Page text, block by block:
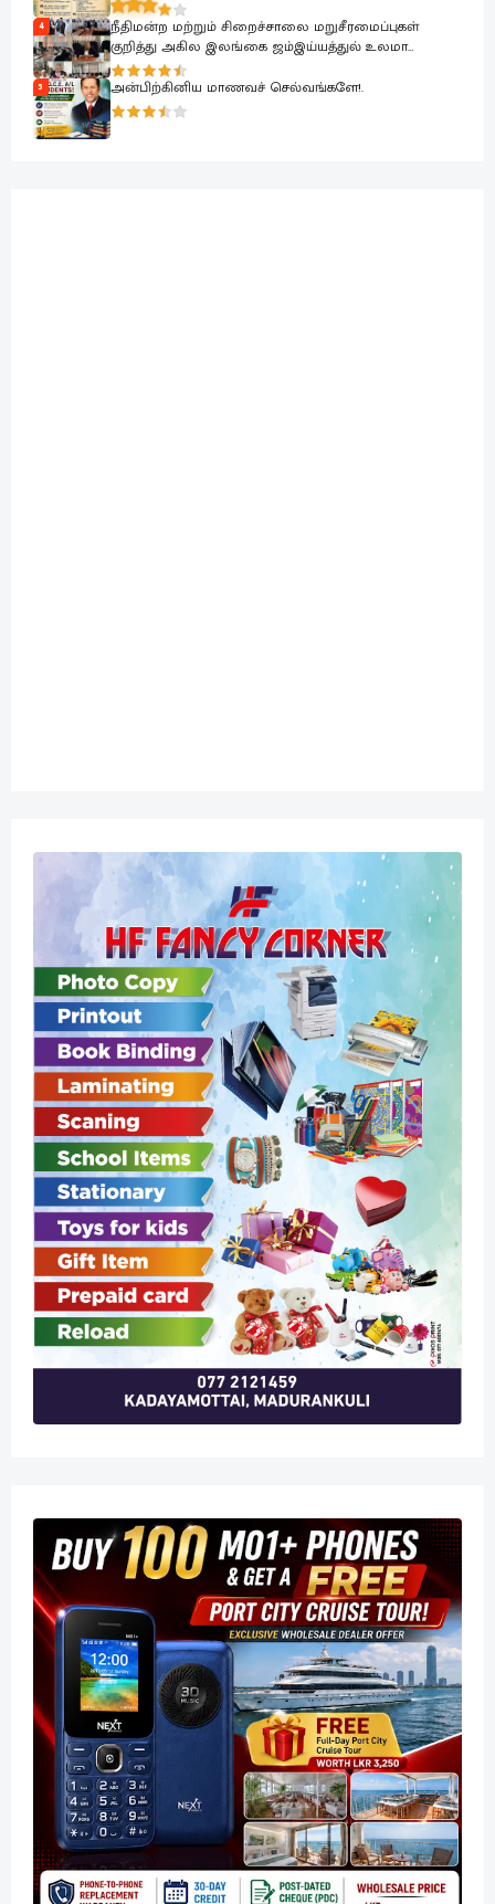
4
நீதிமன்ற மற்றும் சிறைச்சாலை மறுசீரமைப்புகள்
குறித்து அகில இலங்கை ஜம்இய்யத்துல் உலமா
சபைக்கு தெளிவுபடுத்தும் நிகழ்வு
5 அன்பிற்கினிய மாணவச் செல்வங்களே!.